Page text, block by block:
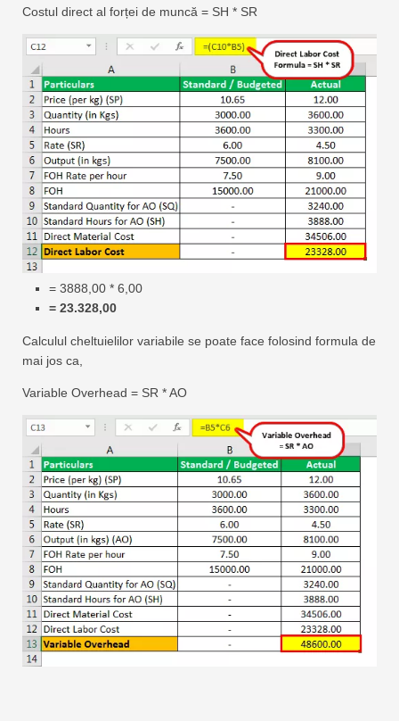
Costul direct al forței de muncă = SH * SR
= 3888,00 * 6,00
= 23.328,00
Calculul cheltuielilor variabile se poate face folosind formula de
mai jos ca,
Variable Overhead = SR * AO